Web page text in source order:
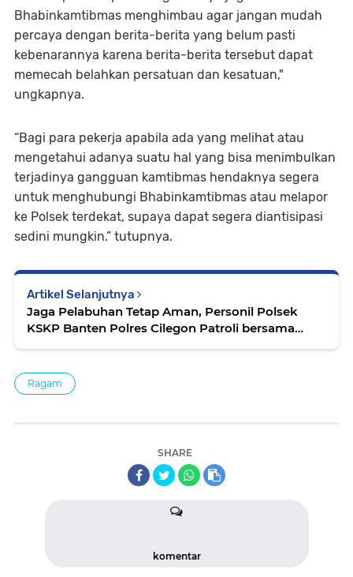
Bhabinkamtibmas menghimbau agar jangan mudah
percaya dengan berita-berita yang belum pasti
kebenarannya karena berita-berita tersebut dapat
memecah belahkan persatuan dan kesatuan,"
ungkapnya.
“Bagi para pekerja apabila ada yang melihat atau
mengetahui adanya suatu hal yang bisa menimbulkan
terjadinya gangguan kamtibmas hendaknya segera
untuk menghubungi Bhabinkamtibmas atau melapor
ke Polsek terdekat, supaya dapat segera diantisipasi
sedini mungkin.” tutupnya.
Artikel Selanjutnya
Jaga Pelabuhan Tetap Aman, Personil Polsek
KSKP Banten Polres Cilegon Patroli bersama
Ragam
SHARE
komentar